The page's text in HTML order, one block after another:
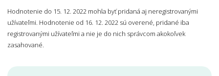
Hodnotenie do 15. 12. 2022 mohla byť pridaná aj neregistrovanými
užívateľmi. Hodnotenie od 16. 12. 2022 sú overené, pridané iba
registrovanými užívateľmi a nie je do nich správcom akokoľvek
zasahované.